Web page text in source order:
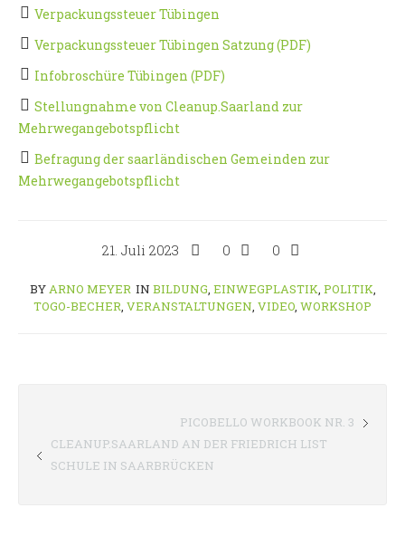
Verpackungssteuer Tübingen
Verpackungssteuer Tübingen Satzung (PDF)
Infobroschüre Tübingen (PDF)
Stellungnahme von Cleanup.Saarland zur
Mehrwegangebotspflicht
Befragung der saarländischen Gemeinden zur
Mehrwegangebotspflicht
21. Juli 2023 0 0
BYARNO MEYER IN BILDUNG, EINWEGPLASTIK, POLITIK,
TOGO-BECHER, VERANSTALTUNGEN, VIDEO, WORKSHOP
PICOBELLO WORKBOOK NR. 3
CLEANUP.SAARLAND AN DER FRIEDRICH LIST
SCHULE IN SAARBRÜCKEN